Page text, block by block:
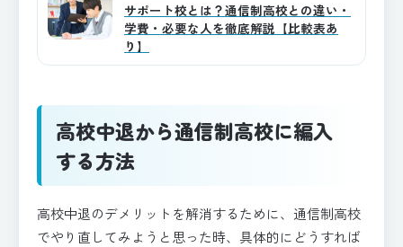
サポート校とは？通信制高校との違い・
学費・必要な人を徹底解説【比較表あ
り】
高校中退から通信制高校に編入
する方法
高校中退のデメリットを解消するために、通信制高校
でやり直してみようと思った時、具体的にどうすれば